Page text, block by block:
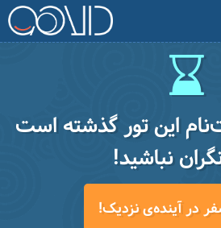
این تور گذشته است
نباشید!
در آینده‌ی نزدیک!